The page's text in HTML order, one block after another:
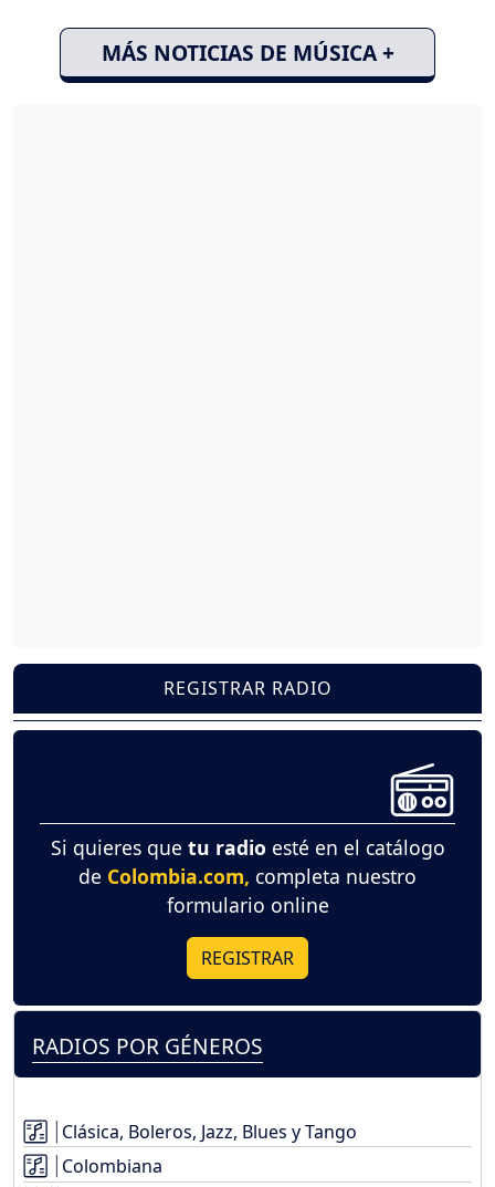
MÁS NOTICIAS DE MÚSICA +
REGISTRAR RADIO
Si quieres que tu radio esté en el catálogo
de Colombia.com, completa nuestro
formulario online
REGISTRAR
RADIOS POR GÉNEROS
Clásica, Boleros, Jazz, Blues y Tango
Colombiana